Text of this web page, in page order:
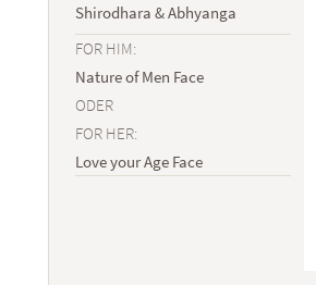
Shirodhara & Abhyanga
FOR HIM:
Nature of Men Face
ODER
FOR HER:
Love your Age Face